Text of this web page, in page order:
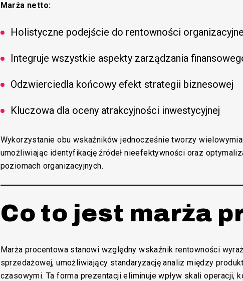
Marża netto:
Holistyczne podejście do rentowności
Integruje wszystkie aspekty zarządzania
Odzwierciedla końcowy efekt strategii biznesowej
Kluczowa dla oceny atrakcyjności inwestycyjnej
Wykorzystanie obu wskaźników jednocześnie tworzy
umożliwiając identyfikację źródeł nieefektywności oraz
poziomach organizacyjnych.
Co to jest marża
Marża procentowa stanowi względny wskaźnik rentowności
sprzedażowej, umożliwiający standaryzację analiz między
czasowymi. Ta forma prezentacji eliminuje wpływ skali operacji,